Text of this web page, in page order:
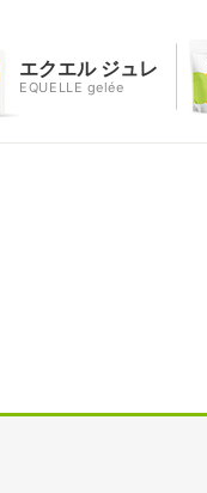
エクエル ジュレ
EQUELLE gelée